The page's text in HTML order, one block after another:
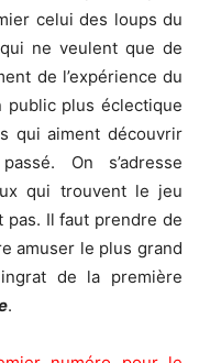
celui des loups du
qui ne veulent que de
de l’expérience du
public plus éclectique
qui aiment découvrir
On s’adresse
qui trouvent le jeu
pas. Il faut prendre de
amuser le plus grand
de la première
.